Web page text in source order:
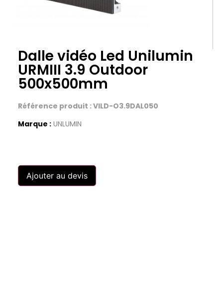
Dalle vidéo Led Unilumin
URMIII 3.9 Outdoor
500x500mm
Référence produit : VILD-O3.9DAL050
Marque : UNLUMIN
Ajouter au devis